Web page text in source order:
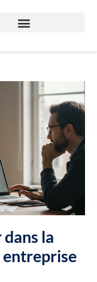
dans la
entreprise